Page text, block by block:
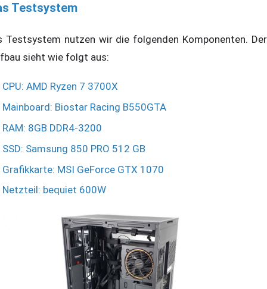
Testsystem
Testsystem nutzen wir die folgenden Komponenten. Der
sieht wie folgt aus:
CPU: AMD Ryzen 7 3700X
Mainboard: Biostar Racing B550GTA
RAM: 8GB DDR4-3200
SSD: Samsung 850 PRO 512 GB
Grafikkarte: MSI GeForce GTX 1070
Netzteil: bequiet 600W